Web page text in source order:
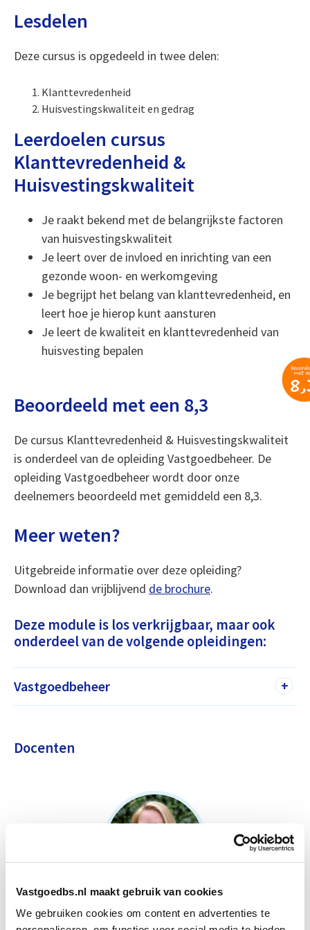
Vastgoedbs.nl maakt gebruik van cookies
We gebruiken cookies om content en advertenties te
Lesdelen
Deze cursus is opgedeeld in twee delen:
Klanttevredenheid
Huisvestingskwaliteit en gedrag
Leerdoelen cursus
Klanttevredenheid &
Huisvestingskwaliteit
Je raakt bekend met de belangrijkste factoren
van huisvestingskwaliteit
Je leert over de invloed en inrichting van een
gezonde woon- en werkomgeving
Je begrijpt het belang van klanttevredenheid, en
leert hoe je hierop kunt aansturen
Je leert de kwaliteit en klanttevredenheid van
huisvesting bepalen
Beoordeeld met een 8,3
De cursus Klanttevredenheid & Huisvestingskwaliteit
is onderdeel van de opleiding Vastgoedbeheer. De
opleiding Vastgoedbeheer wordt door onze
deelnemers beoordeeld met gemiddeld een 8,3.
Meer weten?
Uitgebreide informatie over deze opleiding?
Download dan vrijblijvend de brochure.
Deze module is los verkrijgbaar, maar ook
onderdeel van de volgende opleidingen:
Vastgoedbeheer +
Docenten
Simone van Noord